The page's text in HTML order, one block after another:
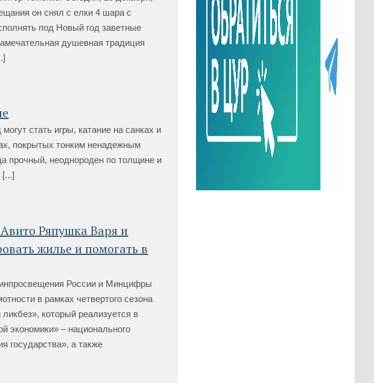
он снял с елки 4 шара с
под Новый год заветные
душевная традиция
стать игры, катание на санках и
покрытых тонким ненадежным
прочный, неоднороден по толщине и
Ряпушка Варя и
жилье и помогать в
России и Минцифры
в рамках четвертого сезона
который реализуется в
экономики» – национального
государства», а также